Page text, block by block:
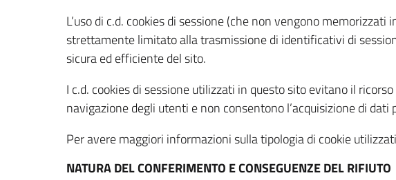
L’uso di c.d. cookies di sessione (che non vengono
strettamente limitato alla trasmissione di identificativi di
sicura ed efficiente del sito.
I c.d. cookies di sessione utilizzati in questo sito evitano il
navigazione degli utenti e non consentono l’acquisizione di
Per avere maggiori informazioni sulla tipologia di cookie
NATURA DEL CONFERIMENTO E CONSEGUENZE DEL RIFIUTO